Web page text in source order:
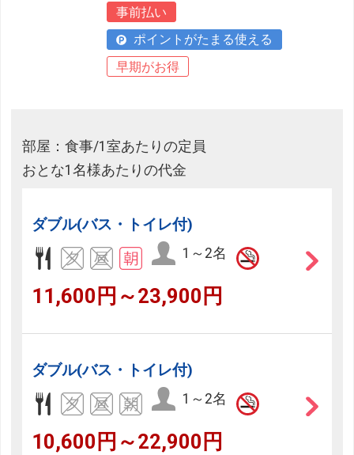
事前払い
ポイントがたまる使える
早期がお得
部屋：食事/1室あたりの定員
おとな1名様あたりの代金
ダブル(バス・トイレ付)
1～2名
11,600円～23,900円
ダブル(バス・トイレ付)
1～2名
10,600円～22,900円